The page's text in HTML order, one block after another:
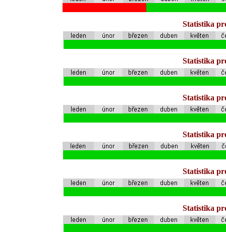
Statistika
Statistika
Statistika
Statistika
Statistika
Statistika